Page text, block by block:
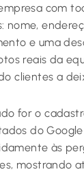
com
nome,
e uma
reais da
clientes a
for o
do
às
mostrando